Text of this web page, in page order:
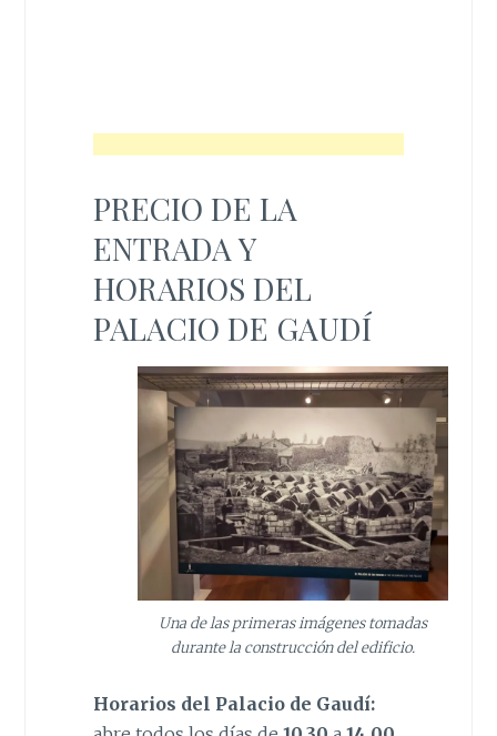
PRECIO DE LA
ENTRADA Y
HORARIOS DEL
PALACIO DE GAUDÍ
Una de las primeras imágenes tomadas
durante la construcción del edificio.
Horarios del Palacio de Gaudí: